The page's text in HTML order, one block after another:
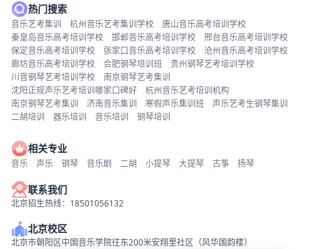
热门搜索
音乐艺考集训 杭州音乐艺考集训学校
唐山音乐高考培训学校
秦皇岛音乐高考培训学校
邯郸音乐高考培训学校
邢台音乐高考培训学校
保定音乐高考培训学校
张家口音乐高考培训学校
沧州音乐高考培训学校
廊坊音乐高考培训学校
合肥钢琴培训班
贵州钢琴艺考培训学校
川音钢琴艺考培训学校
南京钢琴艺考集训
沈阳正规声乐艺考培训哪家口碑好
杭州音乐艺考培训机构
南京钢琴艺考集训
济南音乐集训 寒假声乐集训班
声乐艺考生钢琴集训
二胡培训
器乐培训 音乐培训 钢琴培训
相关专业
音乐 声乐 钢琴 音乐剧 二胡 小提琴 大提琴 古筝 扬琴
联系我们
北京招生热线：18501056132
北京校区
北京市朝阳区中国音乐学院往东200米安翔里社区（风华国韵楼）